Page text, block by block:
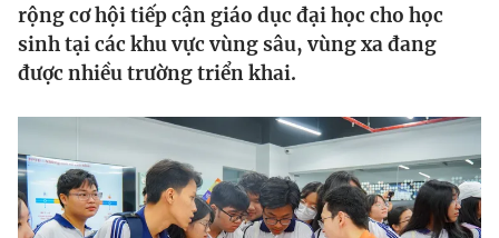
Thế giới
Tin tức
Câu chuyện quốc tế
Kinh tế
Thị trường
Góc doanh nghiệp
Dữ liệu và đời sống
Truyền hình
rộng cơ hội tiếp cận giáo dục đại học cho học
sinh tại các khu vực vùng sâu, vùng xa đang
được nhiều trường triển khai.